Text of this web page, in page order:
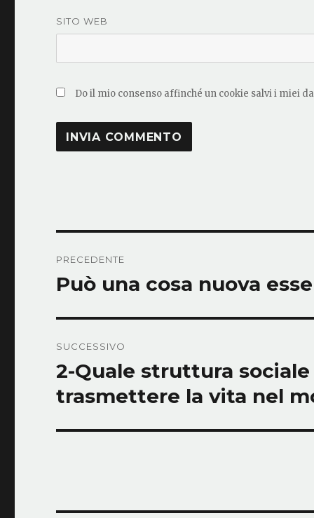
SITO WEB
Do il mio consenso affinché un cookie salvi i miei
articoli
PRECEDENTE
Articolo
Può una cosa nuova
SUCCESSIVO
Articolo
successivo:
2-Quale struttura
trasmettere la vita nel